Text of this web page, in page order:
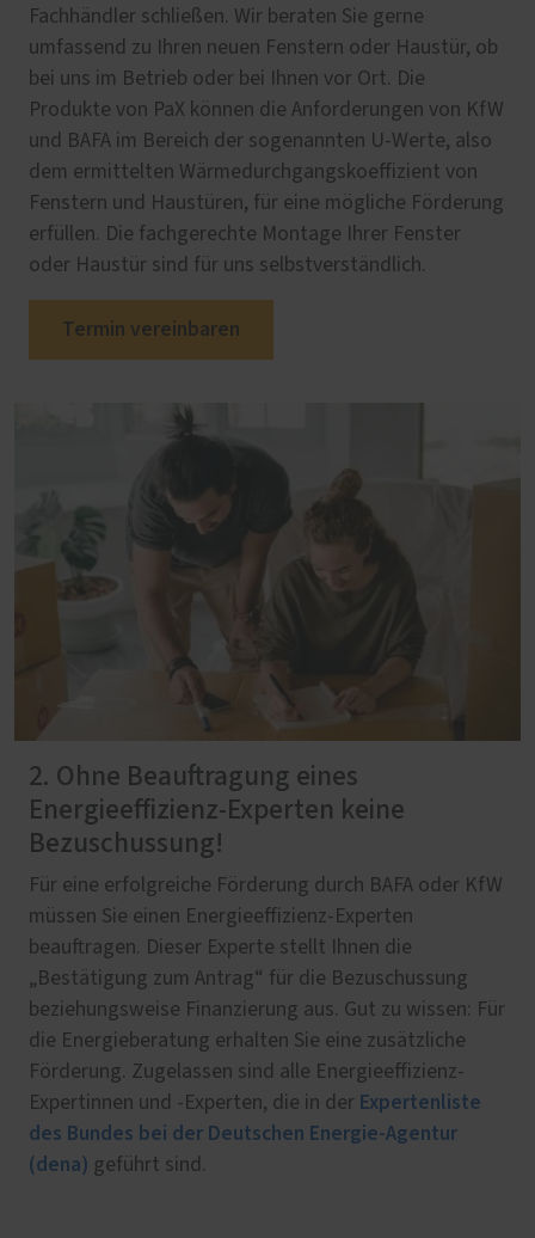
Fachhändler schließen. Wir beraten Sie gerne
umfassend zu Ihren neuen Fenstern oder Haustür, ob
bei uns im Betrieb oder bei Ihnen vor Ort. Die
Produkte von PaX können die Anforderungen von KfW
und BAFA im Bereich der sogenannten U-Werte, also
dem ermittelten Wärmedurchgangskoeffizient von
Fenstern und Haustüren, für eine mögliche Förderung
erfüllen. Die fachgerechte Montage Ihrer Fenster
oder Haustür sind für uns selbstverständlich.
Termin vereinbaren
2. Ohne Beauftragung eines
Energieeffizienz-Experten keine
Bezuschussung!
Für eine erfolgreiche Förderung durch BAFA oder KfW
müssen Sie einen Energieeffizienz-Experten
beauftragen. Dieser Experte stellt Ihnen die
„Bestätigung zum Antrag“ für die Bezuschussung
beziehungsweise Finanzierung aus. Gut zu wissen: Für
die Energieberatung erhalten Sie eine zusätzliche
Förderung. Zugelassen sind alle Energieeffizienz-
Expertinnen und -Experten, die in der Expertenliste
des Bundes bei der Deutschen Energie-Agentur
(dena) geführt sind.